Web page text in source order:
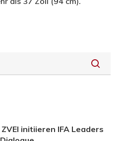
ZVEI initiieren IFA Leaders